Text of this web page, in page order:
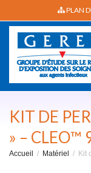
PLAN
KIT DE
» – CLEO™
Accueil Matériel Kit